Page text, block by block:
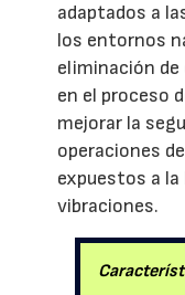
adaptados a
los entornos
eliminación
en el proceso
mejorar la
operaciones
expuestos a la
vibraciones.